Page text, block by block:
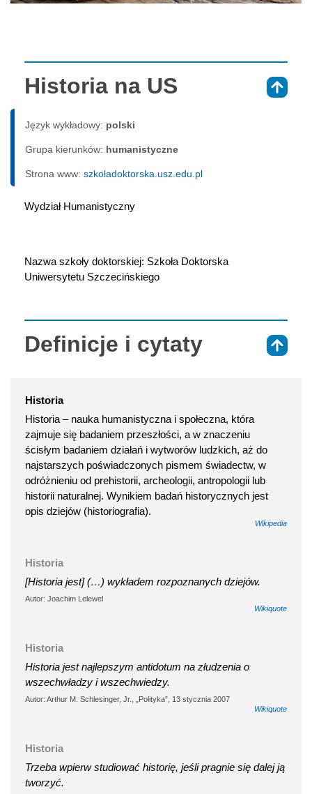
Historia na US
Język wykładowy: polski
Grupa kierunków: humanistyczne
Strona www: szkoladoktorska.usz.edu.pl
Wydział Humanistyczny
Nazwa szkoły doktorskiej: Szkoła Doktorska
Uniwersytetu Szczecińskiego
Definicje i cytaty
Historia
Historia – nauka humanistyczna i społeczna, która
zajmuje się badaniem przeszłości, a w znaczeniu
ścisłym badaniem działań i wytworów ludzkich, aż do
najstarszych poświadczonych pismem świadectw, w
odróżnieniu od prehistorii, archeologii, antropologii lub
historii naturalnej. Wynikiem badań historycznych jest
opis dziejów (historiografia).
Wikipedia
Historia
[Historia jest] (…) wykładem rozpoznanych dziejów.
Autor: Joachim Lelewel
Wikiquote
Historia
Historia jest najlepszym antidotum na złudzenia o
wszechwładzy i wszechwiedzy.
Autor: Arthur M. Schlesinger, Jr., „Polityka”, 13 stycznia 2007
Wikiquote
Historia
Trzeba wpierw studiować historię, jeśli pragnie się dalej ją
tworzyć.